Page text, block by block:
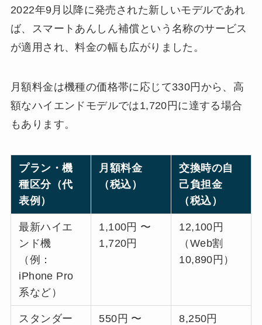
2022年9月以降に発売された新しいモデルであれ
ば、スマートあんしん補償という名称のサービス
が適用され、料金の幅も広がりました。
月額料金は機種の価格帯に応じて330円から、高
額なハイエンドモデルでは1,720円に達する場合
もあります。
プラン・機
種区分（代
表例）
月額料金
（税込）
交換時の自
己負担金
（税込）
最新ハイエ
ンド機
（例：
iPhone Pro
系など）
1,100円 〜
1,720円
12,100円
（Web割
10,890円）
スタンダー
550円 〜
8,250円